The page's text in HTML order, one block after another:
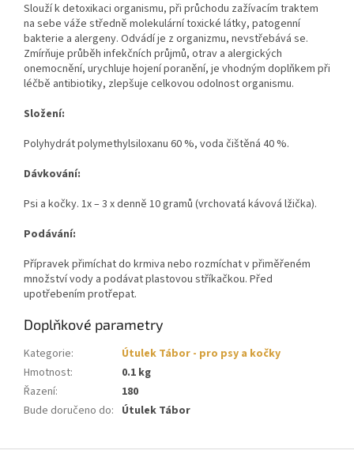
Slouží k detoxikaci organismu, při průchodu zažívacím traktem
na sebe váže středně molekulární toxické látky, patogenní
bakterie a alergeny. Odvádí je z organizmu, nevstřebává se.
Zmírňuje průběh infekčních průjmů, otrav a alergických
onemocnění, urychluje hojení poranění, je vhodným doplňkem při
léčbě antibiotiky, zlepšuje celkovou odolnost organismu.
Složení:
Polyhydrát polymethylsiloxanu 60 %, voda čištěná 40 %.
Dávkování:
Psi a kočky. 1x – 3 x denně 10 gramů (vrchovatá kávová lžička).
Podávání:
Přípravek přimíchat do krmiva nebo rozmíchat v přiměřeném
množství vody a podávat plastovou stříkačkou. Před
upotřebením protřepat.
Doplňkové parametry
Kategorie:
Útulek Tábor - pro psy a kočky
Hmotnost:
0.1 kg
Řazení:
180
Bude doručeno do: Útulek Tábor